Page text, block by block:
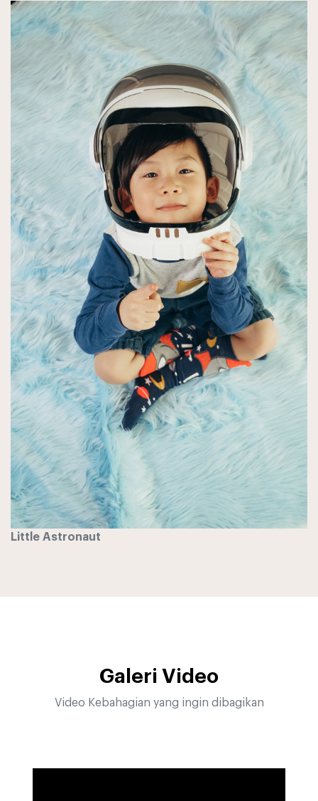
Little Astronaut
Galeri Video
Video Kebahagian yang ingin dibagikan